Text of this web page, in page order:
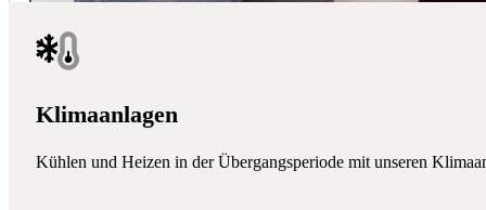
Klimaanlagen
Kühlen und Heizen in der Übergangsperiode mit unseren